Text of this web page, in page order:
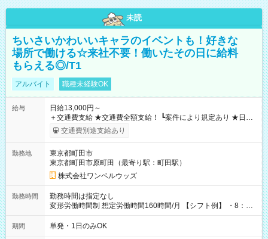
未読
ちいさいかわいいキャラのイベントも！好きな
場所で働ける☆来社不要！働いたその日に給料
もらえる◎/T1
アルバイト 職種未経験OK
給与
日給13,000円～
＋交通費支給 ★交通費全額支給！ ┗案件により規定あり ★日払
いOK！（規定あり） ┗働いたその日に現金GET♪ お仕事後はコ
ンビニATMから 日払い分を引き落とせます！ 【試用期間】試
交通費別途支給あり
勤務地
東京都町田市
東京都町田市原町田（最寄り駅：町田駅）
株式会社ワンベルウッズ
勤務時間
勤務時間は指定なし
変形労働時間制 想定労働時間160時間/月 【シフト例】 ・8：00
～21：00
期間 単発・1日のみOK